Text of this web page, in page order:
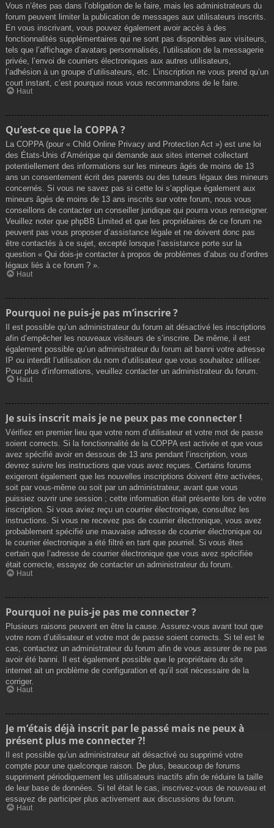
Vous n’êtes pas dans l’obligation de le faire, mais les administrateurs du
forum peuvent limiter la publication de messages aux utilisateurs inscrits.
En vous inscrivant, vous pouvez également avoir accès à des
fonctionnalités supplémentaires qui ne sont pas disponibles aux visiteurs,
tels que l’affichage d’avatars personnalisés, l’utilisation de la messagerie
privée, l’envoi de courriers électroniques aux autres utilisateurs,
l’adhésion à un groupe d’utilisateurs, etc. L’inscription ne vous prend qu’un
court instant, c’est pourquoi nous vous recommandons de le faire.
Haut
Qu’est-ce que la COPPA ?
La COPPA (pour « Child Online Privacy and Protection Act ») est une loi
des États-Unis d’Amérique qui demande aux sites internet collectant
potentiellement des informations sur les mineurs âgés de moins de 13
ans un consentement écrit des parents ou des tuteurs légaux des mineurs
concernés. Si vous ne savez pas si cette loi s’applique également aux
mineurs âgés de moins de 13 ans inscrits sur votre forum, nous vous
conseillons de contacter un conseiller juridique qui pourra vous renseigner.
Veuillez noter que phpBB Limited et que les propriétaires de ce forum ne
peuvent pas vous proposer d’assistance légale et ne doivent donc pas
être contactés à ce sujet, excepté lorsque l’assistance porte sur la
question « Qui dois-je contacter à propos de problèmes d’abus ou d’ordres
légaux liés à ce forum ? ».
Haut
Pourquoi ne puis-je pas m’inscrire ?
Il est possible qu’un administrateur du forum ait désactivé les inscriptions
afin d’empêcher les nouveaux visiteurs de s’inscrire. De même, il est
également possible qu’un administrateur du forum ait banni votre adresse
IP ou interdit l’utilisation du nom d’utilisateur que vous souhaitez utiliser.
Pour plus d’informations, veuillez contacter un administrateur du forum.
Haut
Je suis inscrit mais je ne peux pas me connecter !
Vérifiez en premier lieu que votre nom d’utilisateur et votre mot de passe
soient corrects. Si la fonctionnalité de la COPPA est activée et que vous
avez spécifié avoir en dessous de 13 ans pendant l’inscription, vous
devrez suivre les instructions que vous avez reçues. Certains forums
exigeront également que les nouvelles inscriptions doivent être activées,
soit par vous-même ou soit par un administrateur, avant que vous
puissiez ouvrir une session ; cette information était présente lors de votre
inscription. Si vous aviez reçu un courrier électronique, consultez les
instructions. Si vous ne recevez pas de courrier électronique, vous avez
probablement spécifié une mauvaise adresse de courrier électronique ou
le courrier électronique a été filtré en tant que pourriel. Si vous êtes
certain que l’adresse de courrier électronique que vous avez spécifiée
était correcte, essayez de contacter un administrateur du forum.
Haut
Pourquoi ne puis-je pas me connecter ?
Plusieurs raisons peuvent en être la cause. Assurez-vous avant tout que
votre nom d’utilisateur et votre mot de passe soient corrects. Si tel est le
cas, contactez un administrateur du forum afin de vous assurer de ne pas
avoir été banni. Il est également possible que le propriétaire du site
internet ait un problème de configuration et qu’il soit nécessaire de la
corriger.
Haut
Je m’étais déjà inscrit par le passé mais ne peux à
présent plus me connecter ?!
Il est possible qu’un administrateur ait désactivé ou supprimé votre
compte pour une quelconque raison. De plus, beaucoup de forums
suppriment périodiquement les utilisateurs inactifs afin de réduire la taille
de leur base de données. Si tel était le cas, inscrivez-vous de nouveau et
essayez de participer plus activement aux discussions du forum.
Haut